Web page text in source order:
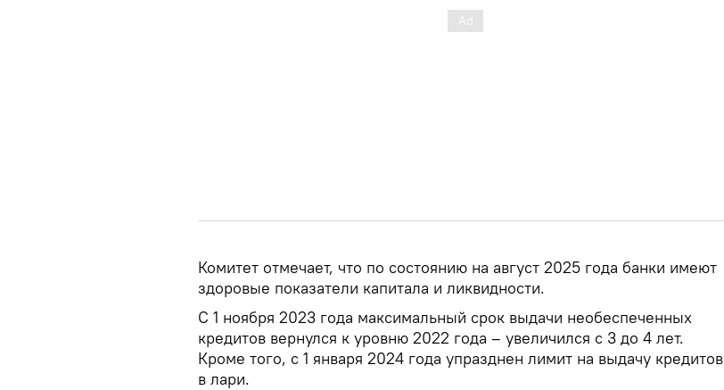
Комитет отмечает, что по состоянию на август 2025 года банки имеют
здоровые показатели капитала и ликвидности.
С 1 ноября 2023 года максимальный срок выдачи необеспеченных
кредитов вернулся к уровню 2022 года – увеличился с 3 до 4 лет.
Кроме того, с 1 января 2024 года упразднен лимит на выдачу кредитов
в лари.